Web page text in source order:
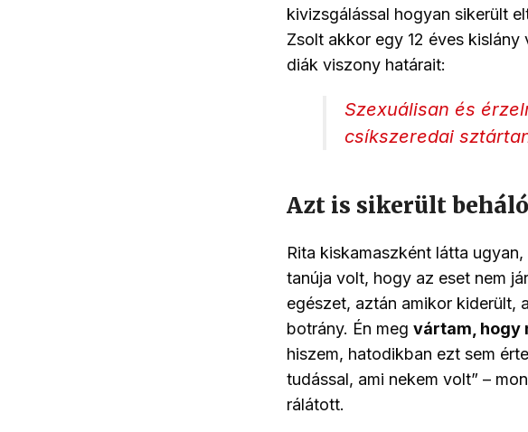
kivizsgálással hogyan sikerült
Zsolt akkor egy 12 éves
diák viszony határait:
Szexuálisan és
csíkszeredai
Azt is sikerült
Rita kiskamaszként látta
tanúja volt, hogy az eset nem
egészet, aztán amikor kiderült,
botrány. Én meg vártam, hogy
hiszem, hatodikban ezt sem
tudással, ami nekem volt” –
rálátott.